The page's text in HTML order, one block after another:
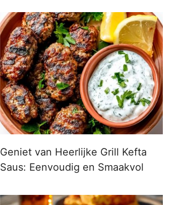
Geniet van Heerlijke Grill Kefta
Saus: Eenvoudig en Smaakvol